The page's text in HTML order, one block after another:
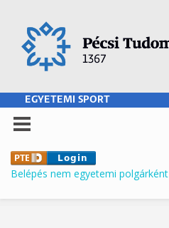
EGYETEMI SPORT
Belépés nem egyetemi polgárként